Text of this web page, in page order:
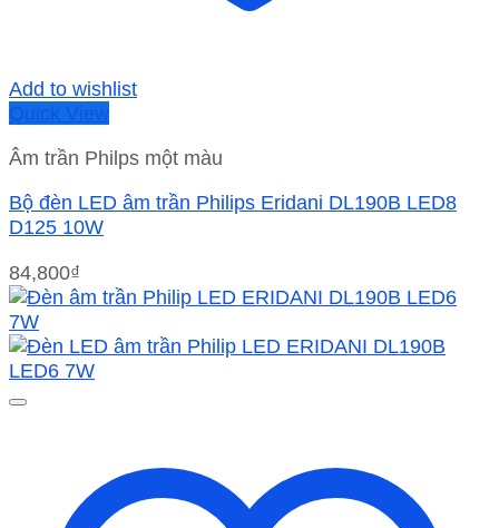
Add to wishlist
Quick View
Âm trần Philps một màu
Bộ đèn LED âm trần Philips Eridani DL190B LED8
D125 10W
84,800₫